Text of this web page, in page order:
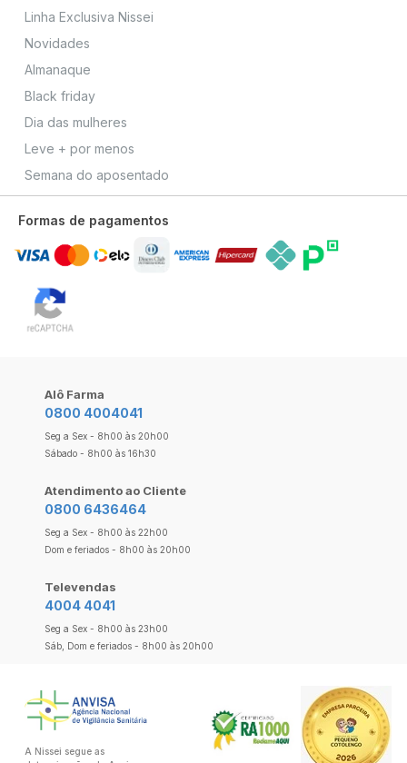
Linha Exclusiva Nissei
Novidades
Almanaque
Black friday
Dia das mulheres
Leve + por menos
Semana do aposentado
Formas de pagamentos
Alô Farma
0800 4004041
Seg a Sex - 8h00 às 20h00
Sábado - 8h00 às 16h30
Atendimento ao Cliente
0800 6436464
Seg a Sex - 8h00 às 22h00
Dom e feriados - 8h00 às 20h00
Televendas
4004 4041
Seg a Sex - 8h00 às 23h00
Sáb, Dom e feriados - 8h00 às 20h00
A Nissei segue as